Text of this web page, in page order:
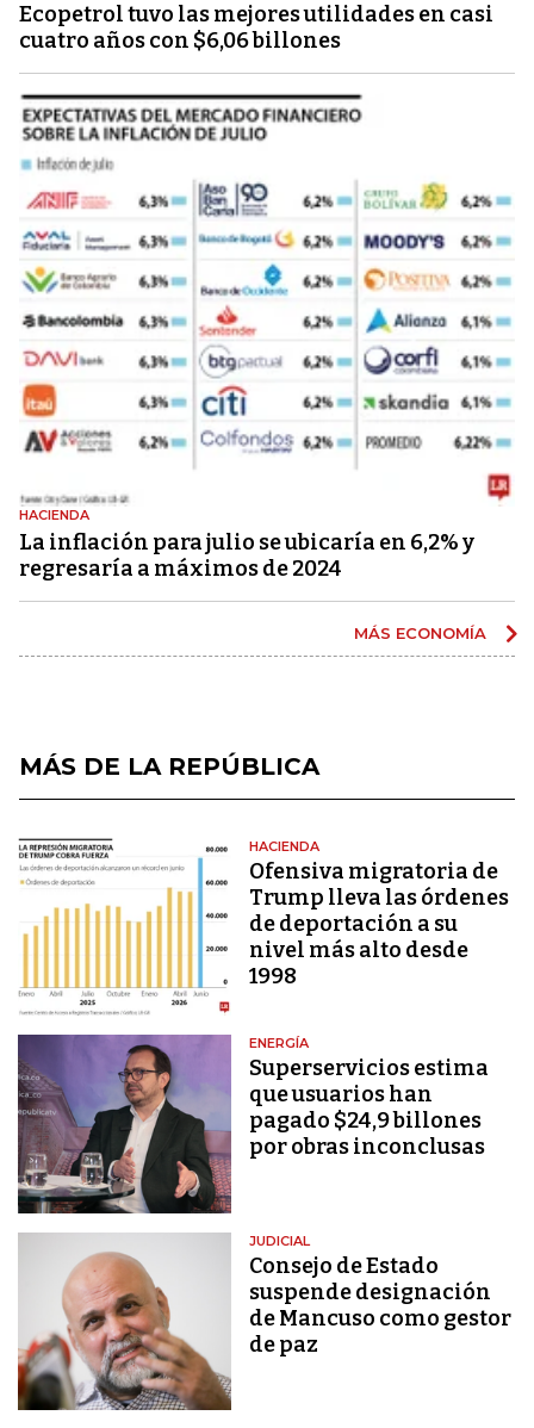
Ecopetrol tuvo las mejores utilidades en casi
cuatro años con $6,06 billones
HACIENDA
La inflación para julio se ubicaría en 6,2% y
regresaría a máximos de 2024
MÁS ECONOMÍA
MÁS DE LA REPÚBLICA
HACIENDA
Ofensiva migratoria de
Trump lleva las órdenes
de deportación a su
nivel más alto desde
1998
ENERGÍA
Superservicios estima
que usuarios han
pagado $24,9 billones
por obras inconclusas
JUDICIAL
Consejo de Estado
suspende designación
de Mancuso como gestor
de paz